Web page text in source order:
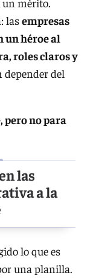
lasempresas
un héroe al
roles claros y
depender del
pero no para
las
a la
lo que es
una planilla.